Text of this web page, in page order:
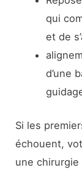
qui
et de
d’une
Si les
échouent,
une